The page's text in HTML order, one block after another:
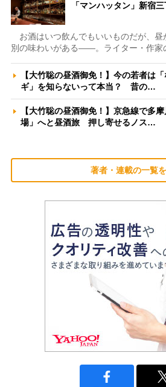
「マンハッタン」新宿
お酒はいつ飲んでもいいものだが、昼
別の味わいがある――。ライター・作家
【大竹聡の昼酒御免！】今の若者は
ギ」を知らないって本当？ 昔の…
【大竹聡の昼酒御免！】京急線で多
場」へと昼酒旅 押し寄せるノス…
著者・連載の一覧